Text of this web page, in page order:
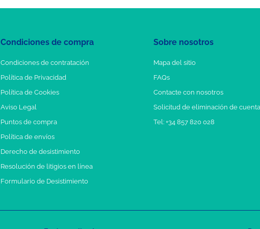
Condiciones de compra
Condiciones de contratación
Política de Privacidad
Política de Cookies
Aviso Legal
Puntos de compra
Política de envíos
Derecho de desistimiento
Resolución de litigios en línea
Formulario de Desistimiento
Sobre nosotros
Mapa del sitio
FAQs
Contacte con nosotros
Solicitud de eliminación de cuenta
Tel: +34 857 820 028